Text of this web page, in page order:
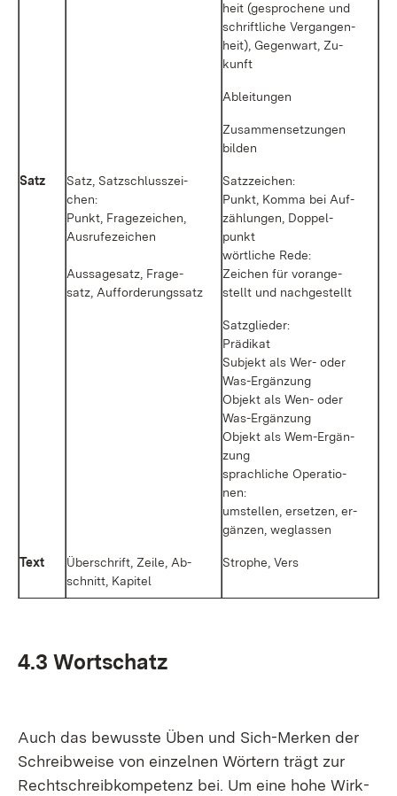
heit (ge­spro­che­ne und
schrift­li­che Ver­gan­gen­
heit), Ge­gen­wart, Zu­
kunft
Ab­lei­tun­gen
Zu­sam­men­set­zun­gen
bil­den
Satz
Satz, Satz­schluss­zei­
chen:
Punkt, Fra­ge­zei­chen,
Aus­ru­fe­zei­chen
Aus­sa­ge­satz, Fra­ge­
satz, Auf­for­de­rungs­satz
Satz­zei­chen:
Punkt, Kom­ma bei Auf­
zäh­lun­gen, Dop­pel­
punkt
wört­li­che Re­de:
Zei­chen für vor­an­ge­
stellt und nach­ge­stellt
Satz­glie­der:
Prä­di­kat
Sub­jekt als Wer- oder
Was-Er­gän­zung
Ob­jekt als Wen- oder
Was-Er­gän­zung
Ob­jekt als We­m-Er­gän­
zung
sprach­li­che Ope­ra­tio­
nen:
um­stel­len, er­set­zen, er­
gän­zen, weg­las­sen
Text
Über­schrift, Zei­le, Ab­
schnitt, Ka­pi­tel
Stro­phe, Vers
4.3 Wort­schatz
Auch das be­wuss­te Üben und Sich-Mer­ken der
Schreib­wei­se von ein­zel­nen Wör­tern trägt zur
Recht­schreib­kom­pe­tenz bei. Um ei­ne ho­he Wirk­